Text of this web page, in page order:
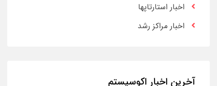
اخبار استارتاپها
اخبار مراکز رشد
آخرین اخبار اکوسیستم